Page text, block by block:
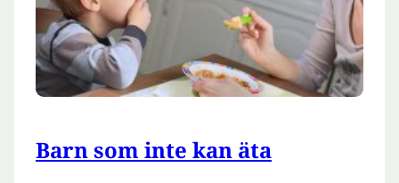
Barn som inte kan äta